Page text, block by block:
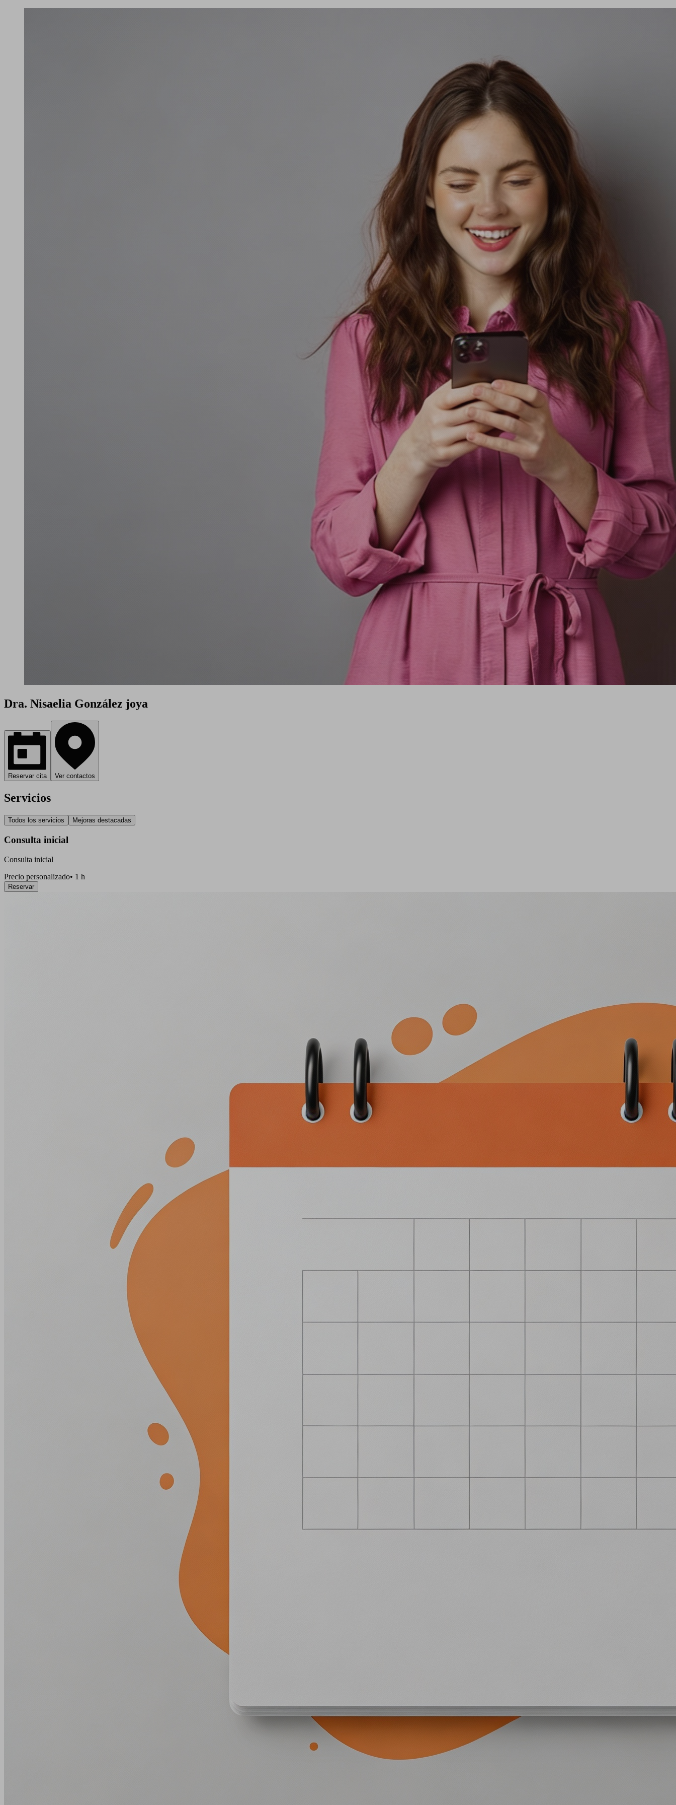
Dra. Nisaelia González joya
Reservar cita Ver contactos
Servicios
Todos los servicios Mejoras destacadas
Consulta inicial
Consulta inicial
Precio personalizado• 1 h
Reservar